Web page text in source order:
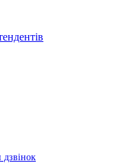
дзвінок